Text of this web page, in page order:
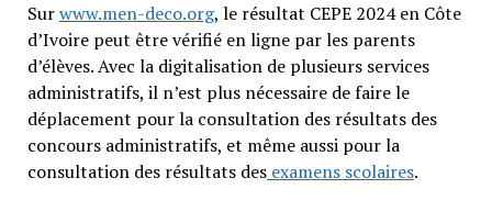
Surwww.men-deco.org, le résultat CEPE 2024 en Côte
d’Ivoire peut être vérifié en ligne par les parents
d’élèves. Avec la digitalisation de plusieurs services
administratifs, il n’est plus nécessaire de faire le
déplacement pour la consultation des résultats des
concours administratifs, et même aussi pour la
consultation des résultats desexamens scolaires.